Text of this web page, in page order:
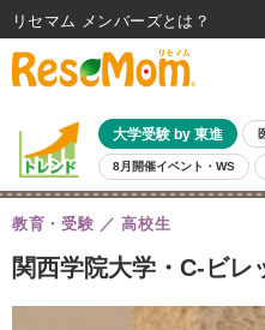
大学受験 by 東進
8月開催イベント・WS
関西学院大学・C-ビ
教育・受験 高校生
リセマム メンバーズ